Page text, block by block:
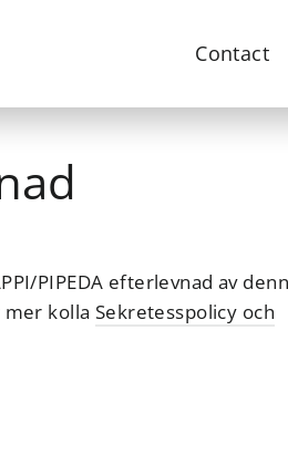
Contact
PIPEDA efterlevnad av
mer kolla Sekretesspolicy och